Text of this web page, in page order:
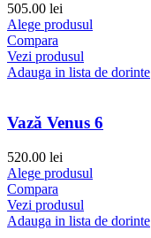
505.00 lei
Alege produsul
Compara
Vezi produsul
Adauga in lista de dorinte
Vază Venus 6
520.00 lei
Alege produsul
Compara
Vezi produsul
Adauga in lista de dorinte